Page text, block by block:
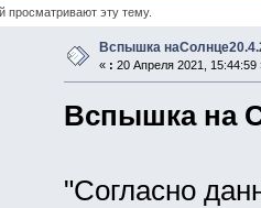
просматривают эту тему.
Вспышка
« : 20 Апреля 2021, 15:44:59
Вспышка на
"Согласно